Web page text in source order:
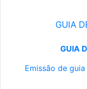
GUIA
GUIA
Emissão de